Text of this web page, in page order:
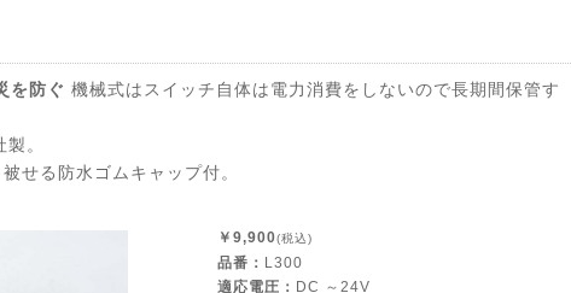
を防ぐ 機械式はスイッチ自体は電力消費をしないので長期間保管す
。
せる防水ゴムキャップ付。
￥9,900(税込)
品番： L300
適応電圧： DC ～24V